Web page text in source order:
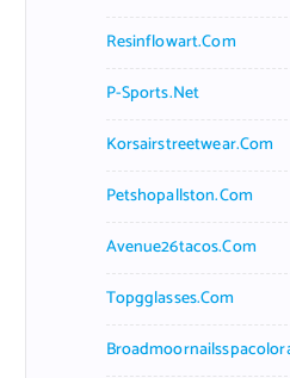
Resinflowart.com
P-Sports.net
Korsairstreetwear.com
Petshopallston.com
Avenue26tacos.com
Topgglasses.com